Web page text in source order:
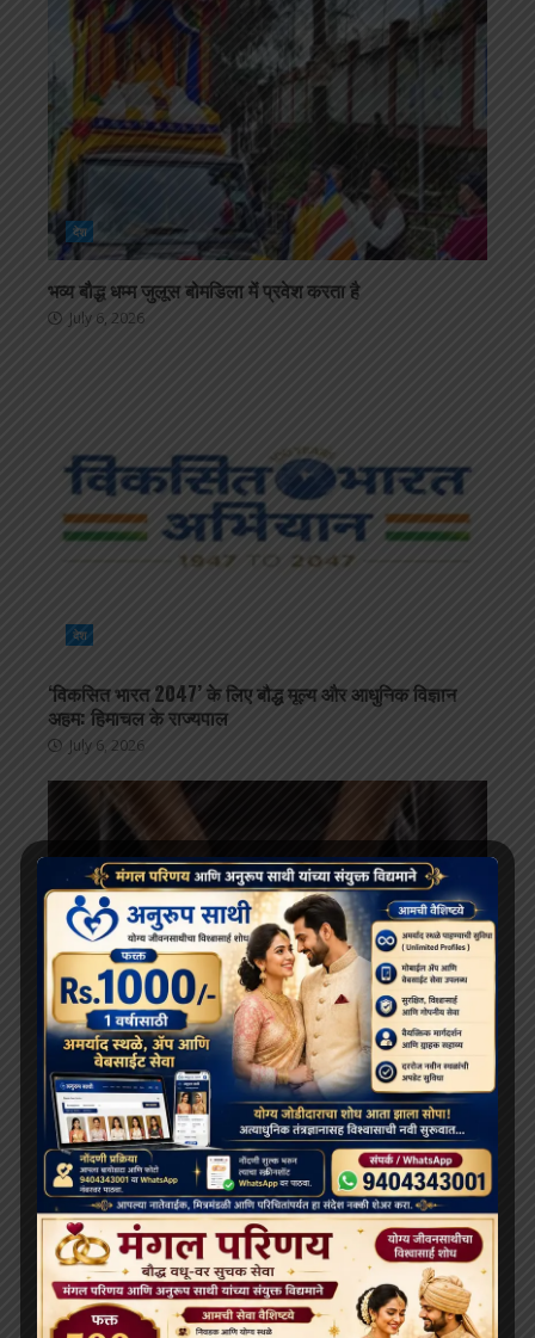
देश
भव्य बौद्ध धम्म जुलूस बोमडिला में प्रवेश करता है
July 6, 2026
देश
‘विकसित भारत 2047’ के लिए बौद्ध मूल्य और आधुनिक विज्ञान
अहम: हिमाचल के राज्यपाल
July 6, 2026
तिब्बती बौद्ध भिक्षु की हत्या के आरोप में तीन गिरफ्तार
May 5, 2026
SEARCH
Search